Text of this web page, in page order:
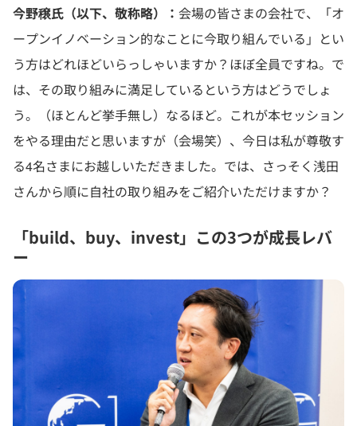
今野穣氏（以下、敬称略）： 会場の皆さまの会社で、「オ
ープンイノベーション的なことに今取り組んでいる」とい
う方はどれほどいらっしゃいますか？ほぼ全員ですね。で
は、その取り組みに満足しているという方はどうでしょ
う。（ほとんど挙手無し）なるほど。これが本セッション
をやる理由だと思いますが（会場笑）、今日は私が尊敬す
る4名さまにお越しいただきました。では、さっそく浅田
さんから順に自社の取り組みをご紹介いただけますか？
「build、buy、invest」この3つが成長レバ
ー